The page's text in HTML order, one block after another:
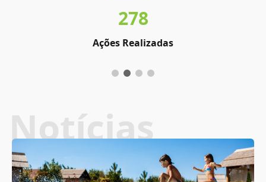
278
Ações Realizadas
Notícias